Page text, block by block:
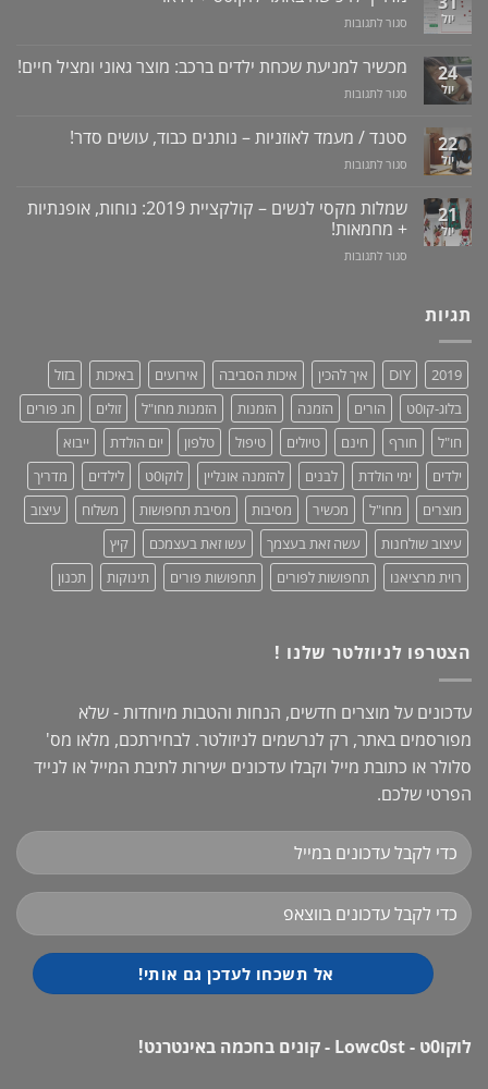
–
עששת,
ונסיגת
כל
מה
לדעת!
טבעי
/
זיקפה
תערובת
צמחים
יול סגור לתגובות
באתר
וידאו
24
יול
מכשיר למניעת שכחת ילדים ברכב: מוצר גאוני ומציל חיים!
סגור לתגובות
שכחת
ילדים
מוצר
גאוני
ומציל
חיים!
22
יול
סטנד / מעמד לאוזניות – נותנים כבוד, עושים סדר!
סגור לתגובות
מעמד
לאוזניות
21
יול
שמלות מקסי לנשים – קולקציית 2019: נוחות, אופנתיות
+ מחמאות!
סגור לתגובות
2019:
נוחות,
אופנתיות
+
מחמאות!
תגיות
2019
DIY איך להכין איכות הסביבה אירועים באיכות
בזול
בלוג-קו0ט
הורים הזמנה הזמנות הזמנות מחו"ל זולים
חג פורים
חו"ל
חורף חינם טיולים טיפול טלפון יום הולדת
ייבוא
ילדים
ימי הולדת לבנים להזמנה אונליין לוקו0ט לילדים
מדריך
מוצרים
מחו"ל מכשיר מסיבות מסיבת תחפושות משלוח
עיצוב
עיצוב שולחנות
עשה זאת בעצמך עשו זאת בעצמכם
קיץ
רוית מרציאנו
תחפושות לפורים תחפושות פורים תינוקות תכנון
הצטרפו לניוזלטר שלנו !
עדכונים על מוצרים חדשים, הנחות והטבות מיוחדות - שלא
מפורסמים באתר, רק לנרשמים לניזולטר. לבחירתכם, מלאו מס'
סלולר או כתובת מייל וקבלו עדכונים ישירות לתיבת המייל או לנייד
הפרטי שלכם.
לוקו0ט - Lowc0st - קונים בחכמה באינטרנט!